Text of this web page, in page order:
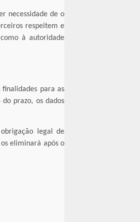
necessidade de o
respeitem e
à autoridade
para as
prazo, os dados
legal de
eliminará após o